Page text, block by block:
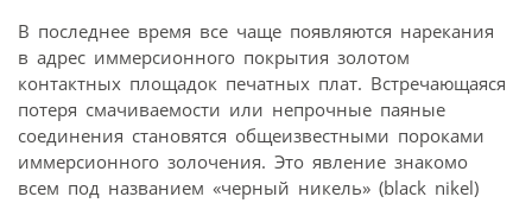
В последнее время все чаще появляются нарекания
в адрес иммерсионного покрытия золотом
контактных площадок печатных плат. Встречающаяся
потеря смачиваемости или непрочные паяные
соединения становятся общеизвестными пороками
иммерсионного золочения. Это явление знакомо
всем под названием «черный никель» (black nikel)